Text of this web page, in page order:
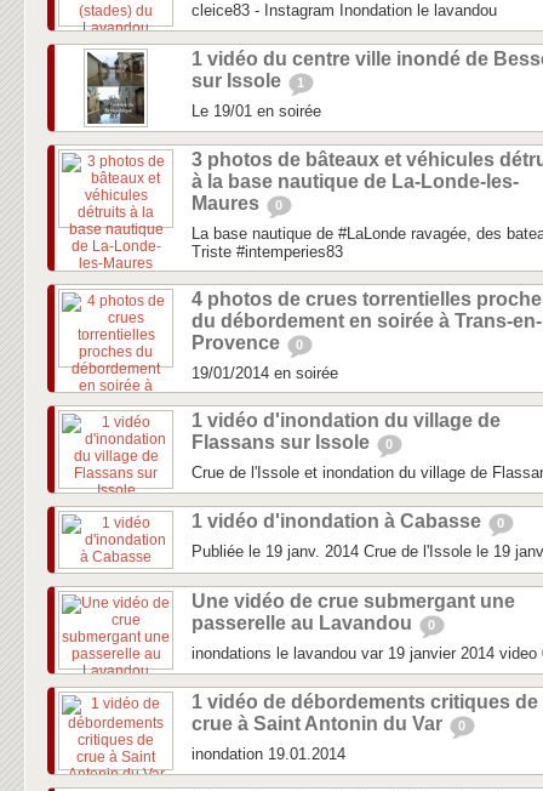
cleice83 - Instagram Inondation le lavandou
1 vidéo du centre ville inondé de
sur Issole
1
Le 19/01 en soirée
3 photos de bâteaux et véhicules
à la base nautique de La-Londe-les-
Maures
0
La base nautique de #LaLonde ravagée, des
Triste #intemperies83
4 photos de crues torrentielles
du débordement en soirée à Trans-en-
Provence
0
19/01/2014 en soirée
1 vidéo d'inondation du village de
Flassans sur Issole
0
Crue de l'Issole et inondation du village de
1 vidéo d'inondation à Cabasse 0
Publiée le 19 janv. 2014 Crue de l'Issole le 19
Une vidéo de crue submergant une
passerelle au Lavandou
0
inondations le lavandou var 19 janvier 2014 video
1 vidéo de débordements critiques de
crue à Saint Antonin du Var
0
inondation 19.01.2014